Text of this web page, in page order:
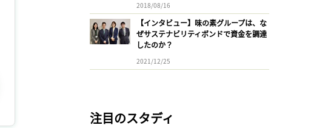
2018/08/16
【インタビュー】味の素グループは、な
ぜサステナビリティボンドで資金を調達
したのか？
2021/12/25
注目のスタディ